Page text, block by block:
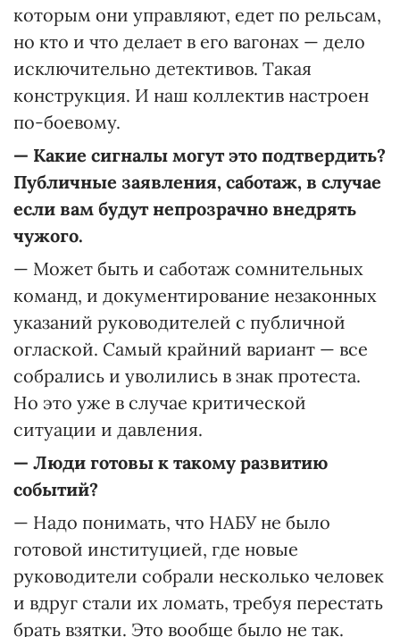
которым они управляют, едет по рельсам,
но кто и что делает в его вагонах — дело
исключительно детективов. Такая
конструкция. И наш коллектив настроен
по-боевому.
— Какие сигналы могут это подтвердить?
Публичные заявления, саботаж, в случае
если вам будут непрозрачно внедрять
чужого.
— Может быть и саботаж сомнительных
команд, и документирование незаконных
указаний руководителей с публичной
оглаской. Самый крайний вариант — все
собрались и уволились в знак протеста.
Но это уже в случае критической
ситуации и давления.
— Люди готовы к такому развитию
событий?
— Надо понимать, что НАБУ не было
готовой институцией, где новые
руководители собрали несколько человек
и вдруг стали их ломать, требуя перестать
брать взятки. Это вообще было не так.